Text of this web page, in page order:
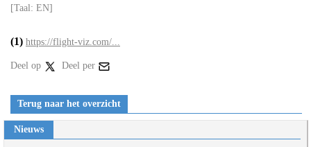
[Taal: EN]
(1) https://flight-viz.com/...
Deel op Deel per
Terug naar het overzicht
Nieuws